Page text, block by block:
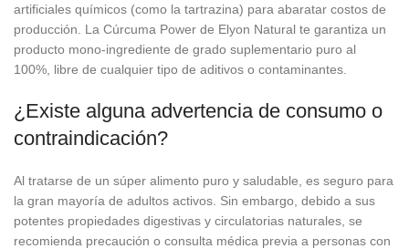
artificiales químicos (como la tartrazina) para abaratar costos de
producción. La Cúrcuma Power de Elyon Natural te garantiza un
producto mono-ingrediente de grado suplementario puro al
100%, libre de cualquier tipo de aditivos o contaminantes.
¿Existe alguna advertencia de consumo o
contraindicación?
Al tratarse de un súper alimento puro y saludable, es seguro para
la gran mayoría de adultos activos. Sin embargo, debido a sus
potentes propiedades digestivas y circulatorias naturales, se
recomienda precaución o consulta médica previa a personas con